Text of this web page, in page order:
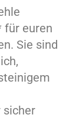
für euren
Sie sind
sicher